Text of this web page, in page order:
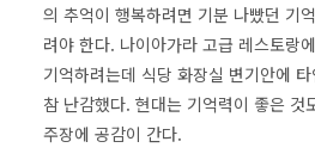
의 추억이 행복하려면 기분 나빴던 기
려야 한다. 나이아가라 고급 레스토랑
기억하려는데 식당 화장실 변기안에
참 난감했다. 현대는 기억력이 좋은 것
주장에 공감이 간다.